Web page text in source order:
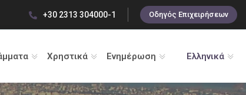
+30 2313 304000-1 Οδηγός Επιχειρήσεων
Χρηστικά Ενημέρωση Ελληνικά